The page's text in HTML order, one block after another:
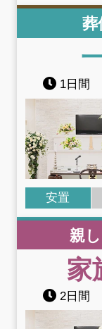
葬
1日間
安置
親
家
2日間